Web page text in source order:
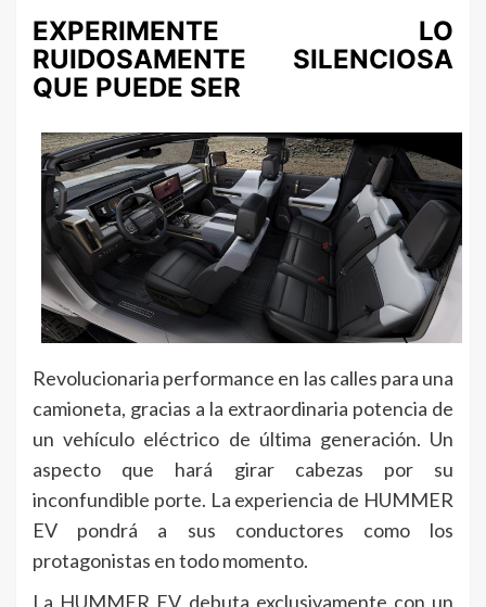
EXPERIMENTE LO
RUIDOSAMENTE SILENCIOSA
QUE PUEDE SER
Revolucionaria performance en las calles para una
camioneta, gracias a la extraordinaria potencia de
un vehículo eléctrico de última generación. Un
aspecto que hará girar cabezas por su
inconfundible porte. La experiencia de HUMMER
EV pondrá a sus conductores como los
protagonistas en todo momento.
La HUMMER EV debuta exclusivamente con un